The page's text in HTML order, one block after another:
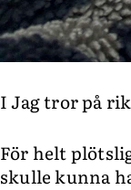
I Jag tror på
För helt
skulle kunna